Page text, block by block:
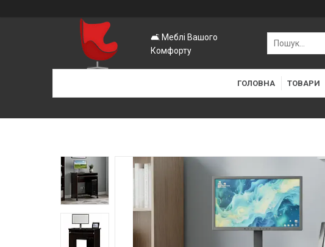
🛋️ Меблі Вашого
Комфорту
ГОЛОВНА ТОВАРИ